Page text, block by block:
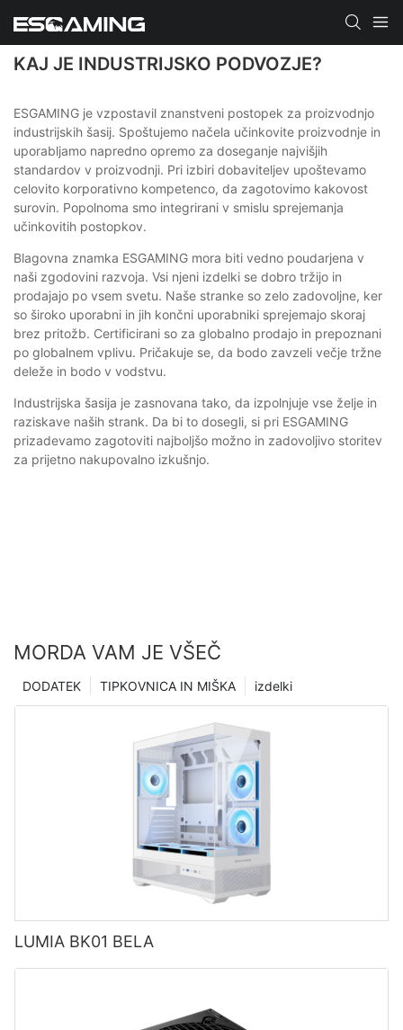
KAJ JE INDUSTRIJSKO PODVOZJE?
ESGAMING je vzpostavil znanstveni postopek za proizvodnjo
industrijskih šasij. Spoštujemo načela učinkovite proizvodnje in
uporabljamo napredno opremo za doseganje najvišjih
standardov v proizvodnji. Pri izbiri dobaviteljev upoštevamo
celovito korporativno kompetenco, da zagotovimo kakovost
surovin. Popolnoma smo integrirani v smislu sprejemanja
učinkovitih postopkov.
Blagovna znamka ESGAMING mora biti vedno poudarjena v
naši zgodovini razvoja. Vsi njeni izdelki se dobro tržijo in
prodajajo po vsem svetu. Naše stranke so zelo zadovoljne, ker
so široko uporabni in jih končni uporabniki sprejemajo skoraj
brez pritožb. Certificirani so za globalno prodajo in prepoznani
po globalnem vplivu. Pričakuje se, da bodo zavzeli večje tržne
deleže in bodo v vodstvu.
Industrijska šasija je zasnovana tako, da izpolnjuje vse želje in
raziskave naših strank. Da bi to dosegli, si pri ESGAMING
prizadevamo zagotoviti najboljšo možno in zadovoljivo storitev
za prijetno nakupovalno izkušnjo.
MORDA VAM JE VŠEČ
izdelki
TIPKOVNICA IN MIŠKA
DODATEK
LUMIA BK01 BELA